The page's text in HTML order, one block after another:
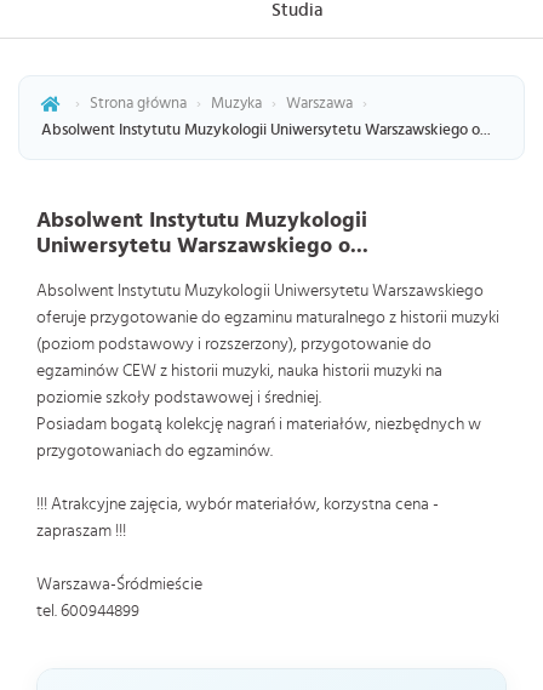
Studia
› Strona główna › Muzyka › Warszawa
›
Absolwent Instytutu Muzykologii Uniwersytetu Warszawskiego o...
Absolwent Instytutu Muzykologii
Uniwersytetu Warszawskiego o...
Absolwent Instytutu Muzykologii Uniwersytetu Warszawskiego
oferuje przygotowanie do egzaminu maturalnego z historii muzyki
(poziom podstawowy i rozszerzony), przygotowanie do
egzaminów CEW z historii muzyki, nauka historii muzyki na
poziomie szkoły podstawowej i średniej.
Posiadam bogatą kolekcję nagrań i materiałów, niezbędnych w
przygotowaniach do egzaminów.
!!! Atrakcyjne zajęcia, wybór materiałów, korzystna cena -
zapraszam !!!
Warszawa-Śródmieście
tel. 600944899